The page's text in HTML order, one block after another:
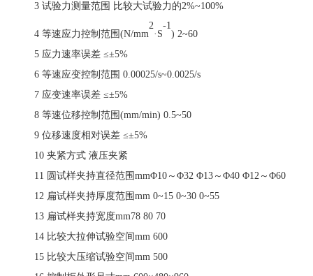
3 试验力测量范围 比较大试验力的2%~100%
4 等速应力控制范围(N/mm
2
·S
-1
) 2~60
5 应力速率误差 ≤±5%
6 等速应变控制范围 0.00025/s~0.0025/s
7 应变速率误差 ≤±5%
8 等速位移控制范围(mm/min) 0.5~50
9 位移速度相对误差 ≤±5%
10 夹紧方式 液压夹紧
11
圆试样夹持直径范围mmΦ10 ～Φ32 Φ13 ～Φ40 Φ12 ～Φ60
12 扁试样夹持厚度范围mm 0~15 0~30 0~55
13 扁试样夹持宽度mm78 80 70
14 比较大拉伸试验空间mm 600
15 比较大压缩试验空间mm 500